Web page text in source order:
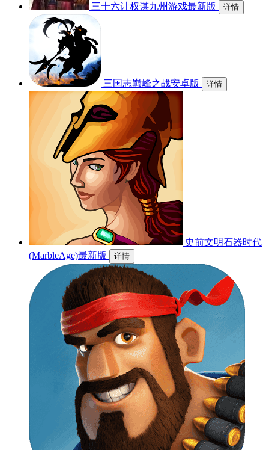
三十六计权谋九州游戏最新版 详情
三国志巅峰之战安卓版 详情
史前文明石器时代
(MarbleAge)最新版
详情